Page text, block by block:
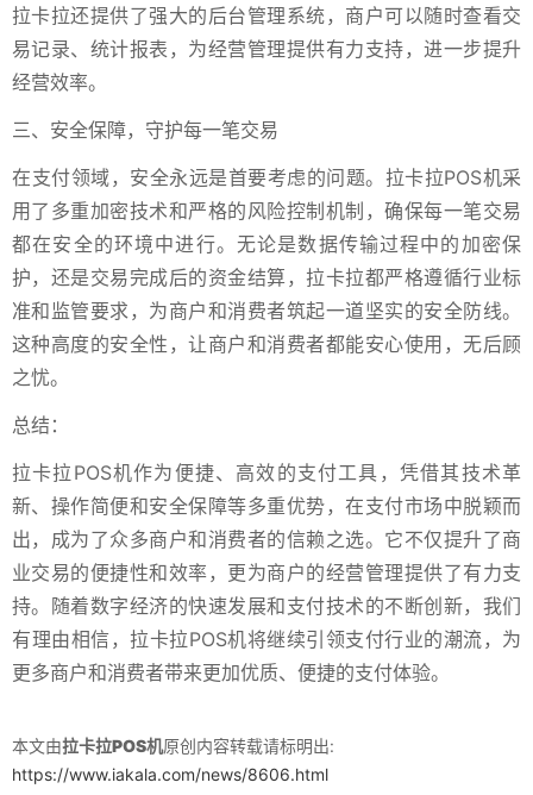
拉卡拉还提供了强大的后台管理系统，商户可以随时查看交
易记录、统计报表，为经营管理提供有力支持，进一步提升
经营效率。
三、安全保障，守护每一笔交易
在支付领域，安全永远是首要考虑的问题。拉卡拉POS机采
用了多重加密技术和严格的风险控制机制，确保每一笔交易
都在安全的环境中进行。无论是数据传输过程中的加密保
护，还是交易完成后的资金结算，拉卡拉都严格遵循行业标
准和监管要求，为商户和消费者筑起一道坚实的安全防线。
这种高度的安全性，让商户和消费者都能安心使用，无后顾
之忧。
总结：
拉卡拉POS机作为便捷、高效的支付工具，凭借其技术革
新、操作简便和安全保障等多重优势，在支付市场中脱颖而
出，成为了众多商户和消费者的信赖之选。它不仅提升了商
业交易的便捷性和效率，更为商户的经营管理提供了有力支
持。随着数字经济的快速发展和支付技术的不断创新，我们
有理由相信，拉卡拉POS机将继续引领支付行业的潮流，为
更多商户和消费者带来更加优质、便捷的支付体验。
本文由拉卡拉POS机原创内容转载请标明出:
https://www.iakala.com/news/8606.html